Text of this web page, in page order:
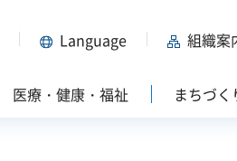
Language 組織案
医療・健康・福祉 まちづ